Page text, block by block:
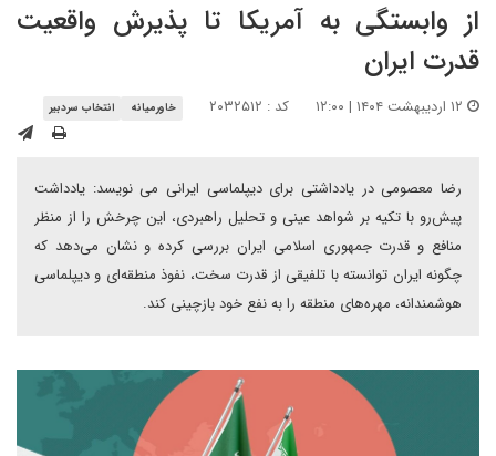
از وابستگی به آمریکا تا پذیرش واقعیت
قدرت ایران
کد : ۲۰۳۲۵۱۲ خاورمیانه انتخاب سردبیر
رضا معصومی در یادداشتی برای دیپلماسی ایرانی می نویسد: یادداشت
پیش‌رو با تکیه بر شواهد عینی و تحلیل راهبردی، این چرخش را از منظر
منافع و قدرت جمهوری اسلامی ایران بررسی کرده و نشان می‌دهد که
چگونه ایران توانسته با تلفیقی از قدرت سخت، نفوذ منطقه‌ای و دیپلماسی
هوشمندانه، مهره‌های منطقه را به نفع خود بازچینی کند.